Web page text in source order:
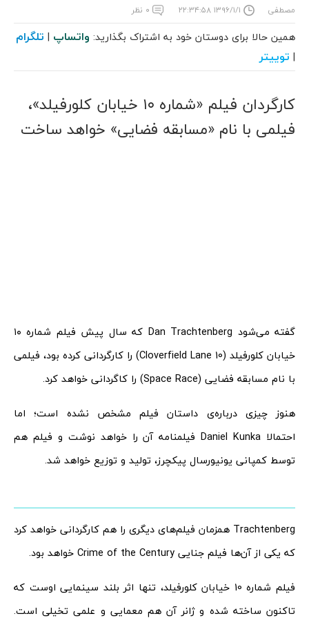
مصطفی ۱۳۹۶/۱/۱ ۲۲:۳۴:۵۸ ۰ نظر
همین حالا برای دوستان خود به اشتراک بگذارید: واتساپ | تلگرام
| توییتر
کارگردان فیلم «شماره ۱۰ خیابان کلورفیلد»،
فیلمی با نام «مسابقه فضایی» خواهد ساخت
گفته می‌شود Dan Trachtenberg که سال پیش فیلم شماره ۱۰
خیابان کلورفیلد (10 Cloverfield Lane) را کارگردانی کرده بود، فیلمی
با نام مسابقه فضایی (Space Race) را کاگردانی خواهد کرد.
هنوز چیزی درباره‌ی داستان فیلم مشخص نشده است؛ اما
احتمالا Daniel Kunka فیلمنامه آن را خواهد نوشت و فیلم هم
توسط کمپانی یونیورسال پیکچرز، تولید و توزیع خواهد شد.
Trachtenberg همزمان فیلم‌های دیگری را هم کارگردانی خواهد کرد
که یکی از آن‌ها فیلم جنایی Crime of the Century خواهد بود.
فیلم شماره 10 خیابان کلورفیلد، تنها اثر بلند سینمایی اوست که
تاکنون ساخته شده و ژانر آن هم معمایی و علمی تخیلی است.